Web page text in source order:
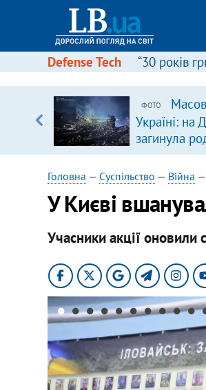
Defense Tech “30 років
ФОТО
Україні: на
загинула
удар по
Головна — Суспільство — Війна —
У Києві
Учасники акції оновили